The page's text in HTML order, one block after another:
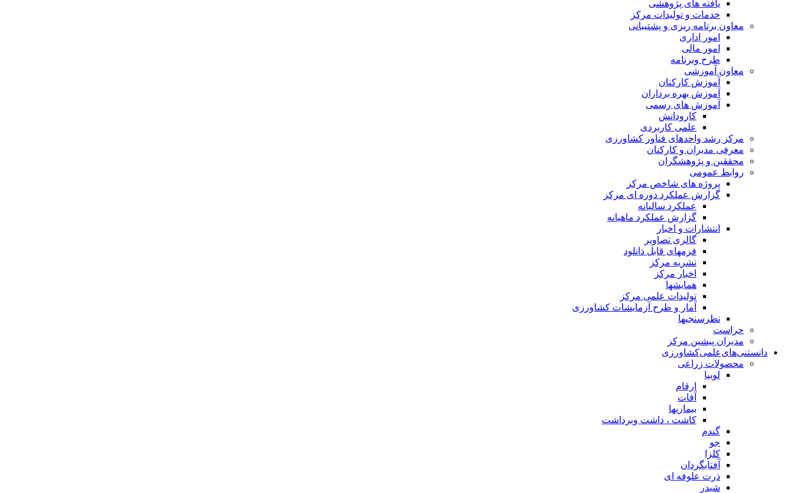
یافته های پژوهشی
خدمات و تولیدات مرکز
معاون برنامه ریزی و پشتیبانی
امور اداری
امور مالی
طرح وبرنامه
معاون آموزشی
آموزش کارکنان
آموزش بهره برداران
آموزش های رسمی
کارودانش
علمی کاربردی
مرکز رشد واحدهای فناور کشاورزی
معرفی مدیران و کارکنان
محققین و پژوهشگران
روابط عمومی
پروژه های شاخص مرکز
گزارش عملکرد دوره ای مرکز
عملکرد سالیانه
گزارش عملکرد ماهیانه
انتشارات و اخبار
گالری تصاویر
فرمهای قابل دانلود
نشریه مرکز
اخبار مرکز
همایشها
تولیدات علمی مرکز
آمار و طرح آزمایشات کشاورزی
نظرسنجیها
حراست
مدیران پیشین مرکز
دانستنی‌های‌علمی‌کشاورزی
محصولات زراعی
لوبیا
ارقام
آفات
بیماریها
کاشت ، داشت وبرداشت
گندم
جو
کلزا
آفتابگردان
ذرت علوفه ای
شبدر